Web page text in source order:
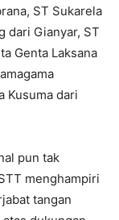
ST Sukarela
dari Gianyar, ST
Genta Laksana
Kusuma dari
pun tak
menghampiri
tangan